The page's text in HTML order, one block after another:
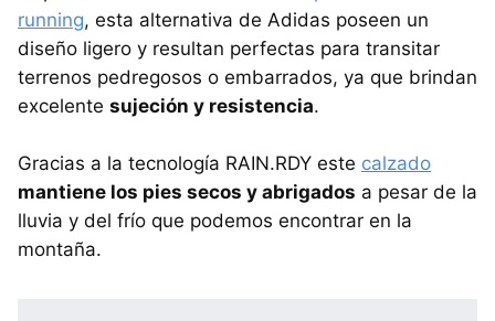
running, esta alternativa de Adidas poseen un
diseño ligero y resultan perfectas para transitar
terrenos pedregosos o embarrados, ya que brindan
excelente sujeción y resistencia.
Gracias a la tecnología RAIN.RDY este calzado
mantiene los pies secos y abrigados a pesar de la
lluvia y del frío que podemos encontrar en la
montaña.